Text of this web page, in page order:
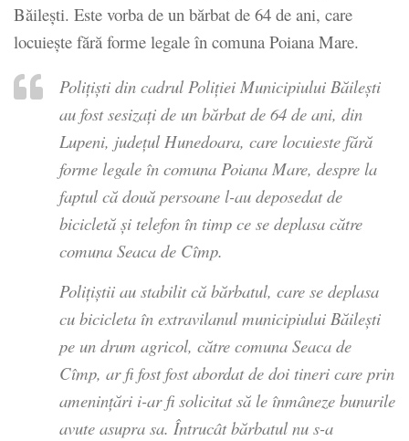
Băileşti. Este vorba de un bărbat de 64 de ani, care
locuieşte fără forme legale în comuna Poiana Mare.
Poliţişti din cadrul Poliţiei Municipiului Băileşti
au fost sesizaţi de un bărbat de 64 de ani, din
Lupeni, județul Hunedoara, care locuieste fără
forme legale în comuna Poiana Mare, despre la
faptul că două persoane l-au deposedat de
bicicletă și telefon în timp ce se deplasa către
comuna Seaca de Cîmp.
Poliţiştii au stabilit că bărbatul, care se deplasa
cu bicicleta în extravilanul municipiului Băilești
pe un drum agricol, către comuna Seaca de
Cîmp, ar fi fost fost abordat de doi tineri care prin
amenințări i-ar fi solicitat să le înmâneze bunurile
avute asupra sa. Întrucât bărbatul nu s-a